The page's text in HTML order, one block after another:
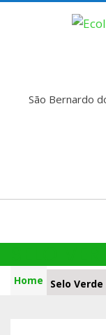
São Bernardo
Home Selo Verde